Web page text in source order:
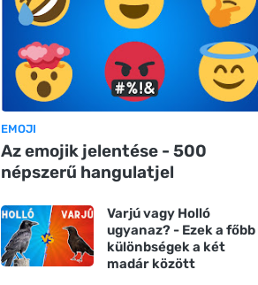
EMOJI
Az emojik jelentése - 500
népszerű hangulatjel
Varjú vagy Holló
ugyanaz? - Ezek a főbb
különbségek a két
madár között